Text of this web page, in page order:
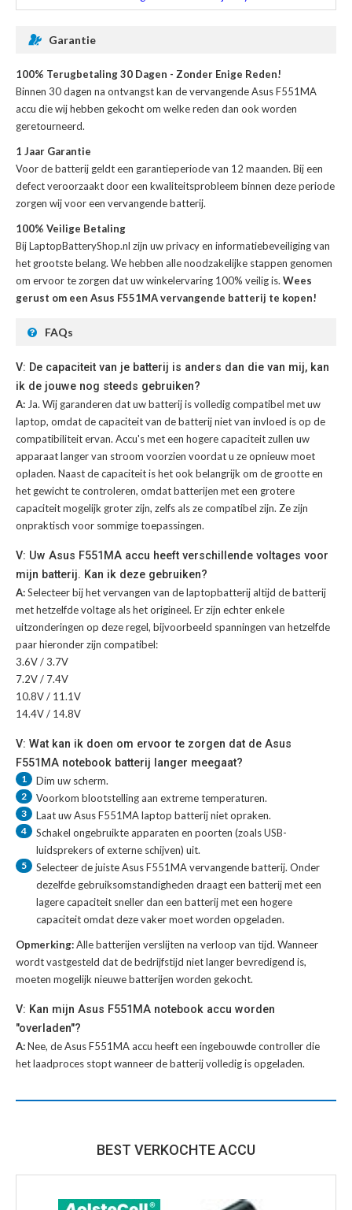
Garantie
100% Terugbetaling 30 Dagen - Zonder Enige Reden!
Binnen 30 dagen na ontvangst kan devervangende Asus F551MA
accu die wij hebben gekocht om welke reden dan ook worden
geretourneerd.
1 Jaar Garantie
Voor debatterij geldt een garantieperiode van 12 maanden. Bij een
defect veroorzaakt door een kwaliteitsprobleem binnen deze periode
zorgen wij voor een vervangende batterij.
100% Veilige Betaling
Bij LaptopBatteryShop.nl zijn uw privacy en informatiebeveiliging van
het grootste belang. We hebben alle noodzakelijke stappen genomen
om ervoor te zorgen dat uw winkelervaring 100% veilig is. Wees
gerust om een Asus F551MA vervangende batterij te kopen!
FAQs
V: De capaciteit van je batterij is anders dan die van mij, kan
ik de jouwe nog steeds gebruiken?
A: Ja. Wij garanderen dat uw batterij is volledig compatibel met uw
laptop, omdat de capaciteit van de batterij niet van invloed is op de
compatibiliteit ervan. Accu's met een hogere capaciteit zullen uw
apparaat langer van stroom voorzien voordat u ze opnieuw moet
opladen. Naast de capaciteit is het ook belangrijk om de grootte en
het gewicht te controleren, omdat batterijen met een grotere
capaciteit mogelijk groter zijn, zelfs als ze compatibel zijn. Ze zijn
onpraktisch voor sommige toepassingen.
V: Uw Asus F551MA accu heeft verschillende voltages voor
mijn batterij. Kan ik deze gebruiken?
A:Selecteer bij het vervangen van de laptopbatterij altijd de batterij
met hetzelfde voltage als het origineel. Er zijn echter enkele
uitzonderingen op deze regel, bijvoorbeeld spanningen van hetzelfde
paar hieronder zijn compatibel:
3.6V / 3.7V
7.2V / 7.4V
10.8V / 11.1V
14.4V / 14.8V
V: Wat kan ik doen om ervoor te zorgen dat de Asus
F551MA notebook batterij langer meegaat?
1 Dim uw scherm.
2 Voorkom blootstelling aan extreme temperaturen.
3 Laat uwAsus F551MA laptop batterijniet opraken.
4
Schakel ongebruikte apparaten en poorten (zoals USB-
luidsprekers of externe schijven) uit.
5 Selecteer de juisteAsus F551MA vervangende batterij. Onder
dezelfde gebruiksomstandigheden draagt een batterij met een
lagere capaciteit sneller dan een batterij met een hogere
capaciteit omdat deze vaker moet worden opgeladen.
Opmerking:Alle batterijen verslijten na verloop van tijd. Wanneer
wordt vastgesteld dat de bedrijfstijd niet langer bevredigend is,
moeten mogelijk nieuwe batterijen worden gekocht.
V: Kan mijn Asus F551MA notebook accu worden
"overladen"?
A:Nee, de Asus F551MA accu heeft een ingebouwde controller die
het laadproces stopt wanneer de batterij volledig is opgeladen.
BEST VERKOCHTE ACCU